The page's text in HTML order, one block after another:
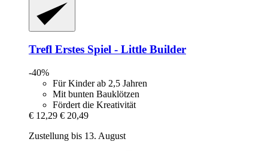
Trefl Erstes Spiel -​ Little Builder
-40%
Für Kinder ab 2,5 Jahren
Mit bunten Bauklötzen
Fördert die Kreativität
€ 12,29 € 20,49
Zustellung bis 13. August